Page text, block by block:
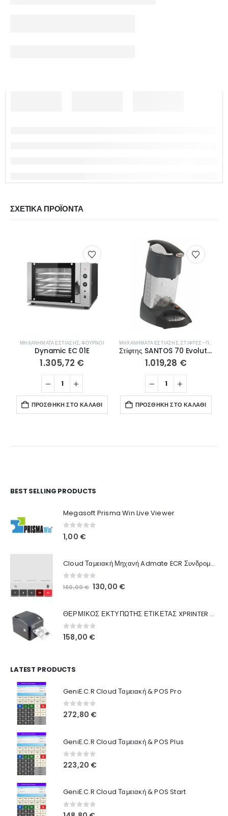
ΣΧΕΤΙΚΆ ΠΡΟΪΌΝΤΑ
ΜΗΧΑΝΉΜΑΤΑ ΕΣΤΊΑΣΗΣ,ΦΟΎΡΝΟΙ
Dynamic EC 01E
1.305,72 €
ΠΡΟΣΘΉΚΗ ΣΤΟ ΚΑΛΆΘΙ
ΜΗΧΑΝΉΜΑΤΑ ΕΣΤΊΑΣΗΣ,ΣΤΊΦΤΕΣ- ΠΡΈΣΕΣ ΠΟΡΤΟΚΑΛΙΏΝ
Στίφτης SANTOS 70 Evolution με λαβή
1.019,28 €
ΠΡΟΣΘΉΚΗ ΣΤΟ ΚΑΛΆΘΙ
BEST SELLING PRODUCTS
Megasoft Prisma Win Live Viewer
0 out of 5
1,00 €
Cloud Ταμειακή Μηχανή Admate ECR Συνδρομή 12 μηνών
out of 5
160,00€ Original
160,00 €.
130,00 €Η
είναι:
ΘΕΡΜΙΚΟΣ ΕΚΤΥΠΩΤΗΣ ΕΤΙΚΕΤΑΣ XPRINTER XP-420B
0out of 5
158,00 €
LATEST PRODUCTS
GeniE.C.R Cloud Ταμειακή & POS Pro
0out of 5
272,80 €
GeniE.C.R Cloud Ταμειακή & POS Plus
0out of 5
223,20 €
GeniE.C.R Cloud Ταμειακή & POS Start
0out of 5
Ο Λογαριασμός μου
Στοιχεία λογαριασμού
Παραγγελίες
Πληροφορίες Καταστήματος
Ποιοι Είμαστε
Γιατί Εμάς
Blog
Όροι Χρήσης
Τρόποι Αγοράς
Τρόποι Πληρωμής
Τρόποι Αποστολής
Ασφάλεια Πληρωμών